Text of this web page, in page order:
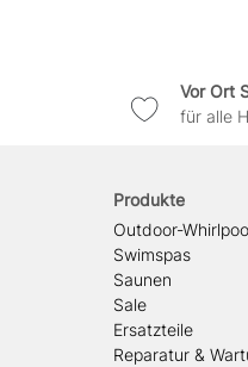
Vor Ort
für alle
Produkte
Outdoor-
Swimspas
Saunen
Sale
Ersatzteile
Reparatur &